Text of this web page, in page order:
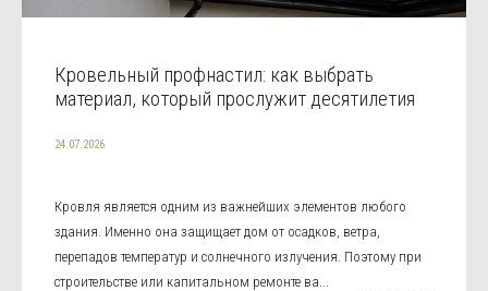
Кровельный профнастил: как выбрать
материал, который прослужит десятилетия
24.07.2026
Кровля является одним из важнейших элементов любого
здания. Именно она защищает дом от осадков, ветра,
перепадов температур и солнечного излучения. Поэтому при
строительстве или капитальном ремонте ва...